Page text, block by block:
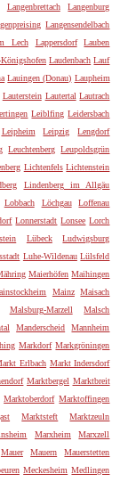
Langenbrettach
Langenburg
Langensendelbach
Lech Lappersdorf
Lauben
Königshofen Laudenbach Lauf
Lauingen (Donau) Laupheim
Lauterstein Lautertal Lautrach
Leiblfing Leidersbach
Leipheim Leipzig
Lengdorf
Leuchtenberg Leupoldsgrün
Lichtenfels Lichtenstein
Lindenberg im Allgäu
Lobbach Löchgau
Loffenau
Lonnerstadt Lonsee Lorch
Lübeck
Ludwigsburg
Luhe-Wildenau Lülsfeld
Maierhöfen Maihingen
Mainz Maisach
Malsburg-Marzell
Malsch
Manderscheid
Mannheim
Markdorf Markgröningen
Erlbach Markt Indersdorf
Marktbergel Marktbreit
Marktoberdorf Marktoffingen
Marktsteft
Marktzeuln
Marxheim
Marxzell
Mauer Mauern
Mauerstetten
Meckesheim Medlingen